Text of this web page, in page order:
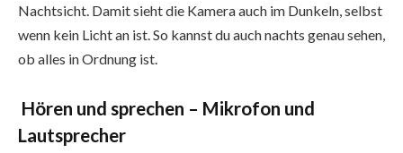
Nachtsicht. Damit sieht die Kamera auch im Dunkeln, selbst
wenn kein Licht an ist. So kannst du auch nachts genau sehen,
ob alles in Ordnung ist.
Hören und sprechen – Mikrofon und
Lautsprecher